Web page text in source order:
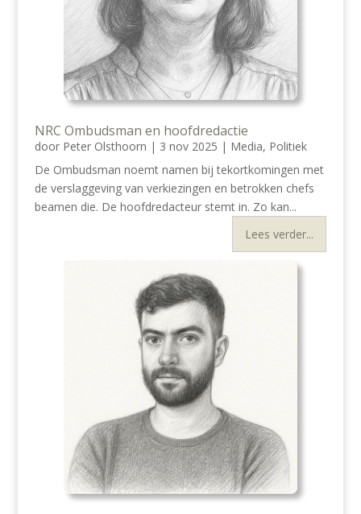
NRC Ombudsman en hoofdredactie
door Peter Olsthoorn | 3 nov 2025 | Media, Politiek
De Ombudsman noemt namen bij tekortkomingen met
de verslaggeving van verkiezingen en betrokken chefs
beamen die. De hoofdredacteur stemt in. Zo kan...
Lees verder...